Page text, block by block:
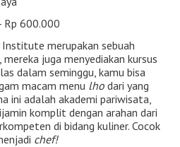
Rp 600.000
Institute merupakan sebuah
juga menyediakan kursus
dalam seminggu, kamu bisa
macam menu lho dari yang
ini adalah akademi pariwisata,
komplit dengan arahan dari
di bidang kuliner. Cocok
chef!